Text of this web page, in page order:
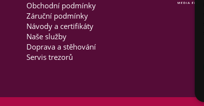
Obchodní podmínky
Záruční podmínky
Návody a certifikáty
Naše služby
Doprava a stěhování
Servis trezorů